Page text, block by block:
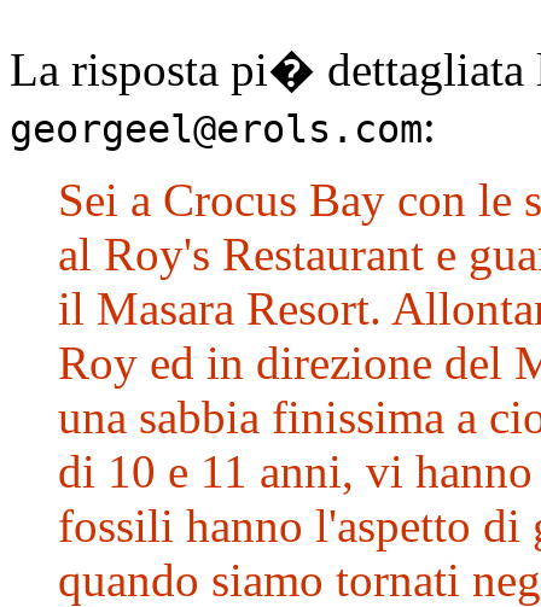
La risposta pi� dettagliata
georgeel@erols.com:
Sei a Crocus Bay con le
al Roy's Restaurant e
il Masara Resort.
Roy ed in direzione del
una sabbia finissima a
di 10 e 11 anni, vi
fossili hanno l'aspetto di
quando siamo tornati